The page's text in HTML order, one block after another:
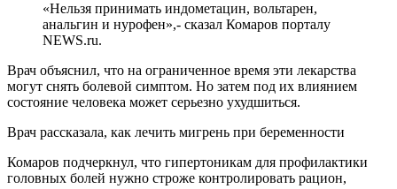
«Нельзя принимать индометацин, вольтарен,
анальгин и нурофен»,- сказал Комаров порталу
NEWS.ru.
Врач объяснил, что на ограниченное время эти лекарства
могут снять болевой симптом. Но затем под их влиянием
состояние человека может серьезно ухудшиться.
Врач рассказала, как лечить мигрень при беременности
Комаров подчеркнул, что гипертоникам для профилактики
головных болей нужно строже контролировать рацион,